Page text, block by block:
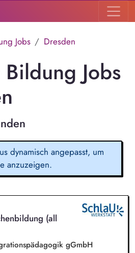
Jobs Dresden
Jobs
dynamisch angepasst, um
anzuzeigen.
(all
gGmbH